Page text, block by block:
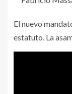
El nuevo
estatuto. La